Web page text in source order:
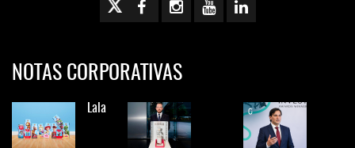
NOTAS CORPORATIVAS
Lala